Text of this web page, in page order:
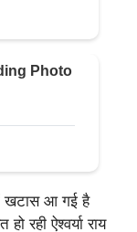
खटास आ गई है
रही ऐश्वर्या राय